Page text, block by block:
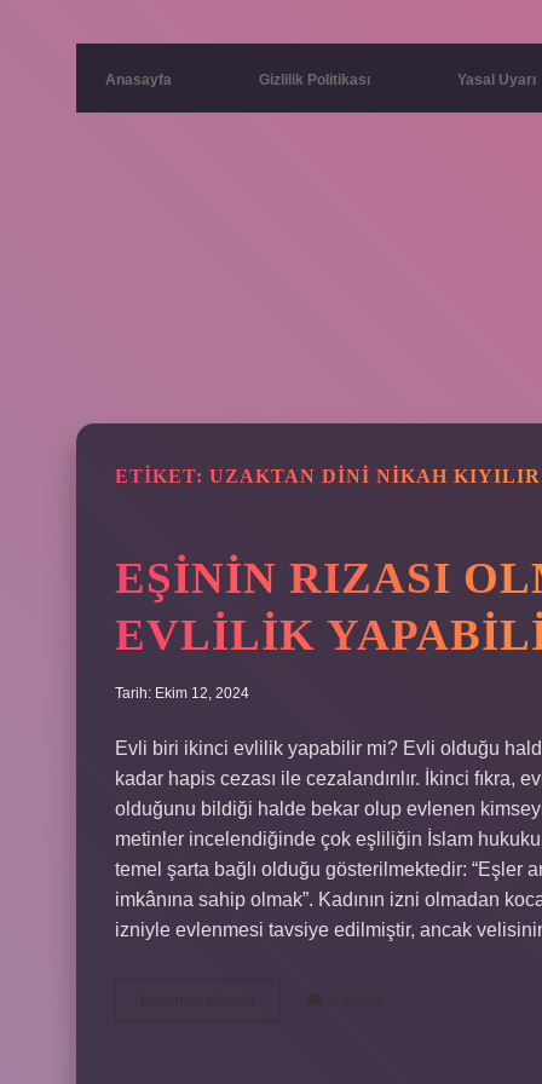
Anasayfa Gizlilik Politikası Yasal Uyarı
ETIKET: UZAKTAN DINI NIKAH
EŞININ RIZASI
EVLILIK
Tarih: Ekim 12, 2024
Evli biri ikinci evlilik yapabilir mi? Evli olduğu
kadar hapis cezası ile cezalandırılır. İkinci fıkra,
olduğunu bildiği halde bekar olup evlenen
metinler incelendiğinde çok eşliliğin İslam
temel şarta bağlı olduğu gösterilmektedir: “Eşler
imkânına sahip olmak”. Kadının izni olmadan
izniyle evlenmesi tavsiye edilmiştir, ancak